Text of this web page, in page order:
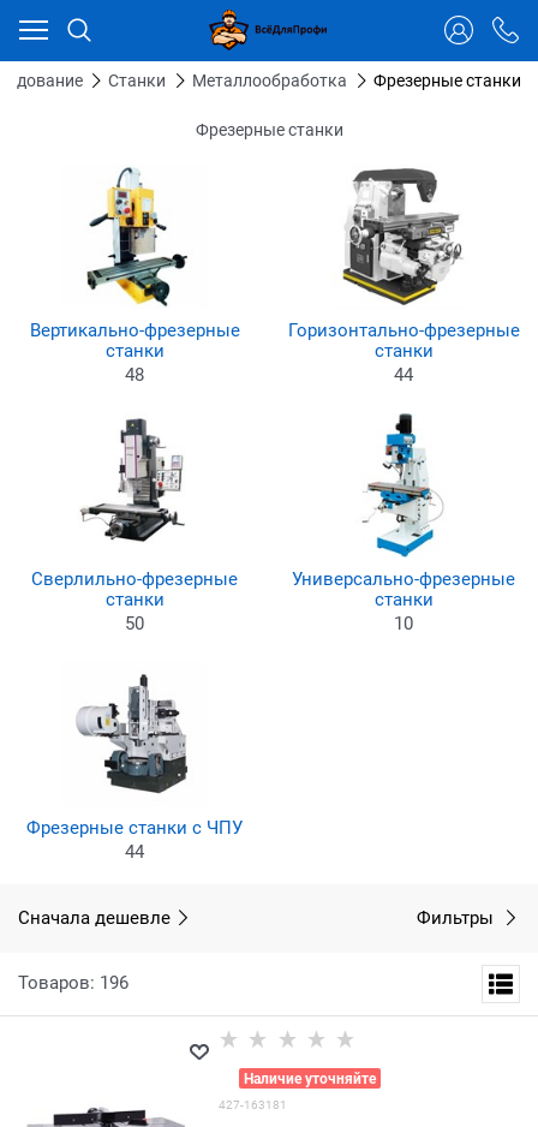
Станки Металлообработка Фрезерные станки
Фрезерные станки
Вертикально-фрезерные
станки
48
Горизонтально-фрезерные
станки
44
Сверлильно-фрезерные
станки
50
Универсально-фрезерные
станки
10
Фрезерные станки с ЧПУ
44
Сначала дешевле Фильтры
Товаров: 196
Наличие уточняйте
427-163181
Ваш город - Тюмень,
угадали?
ДА НЕТ